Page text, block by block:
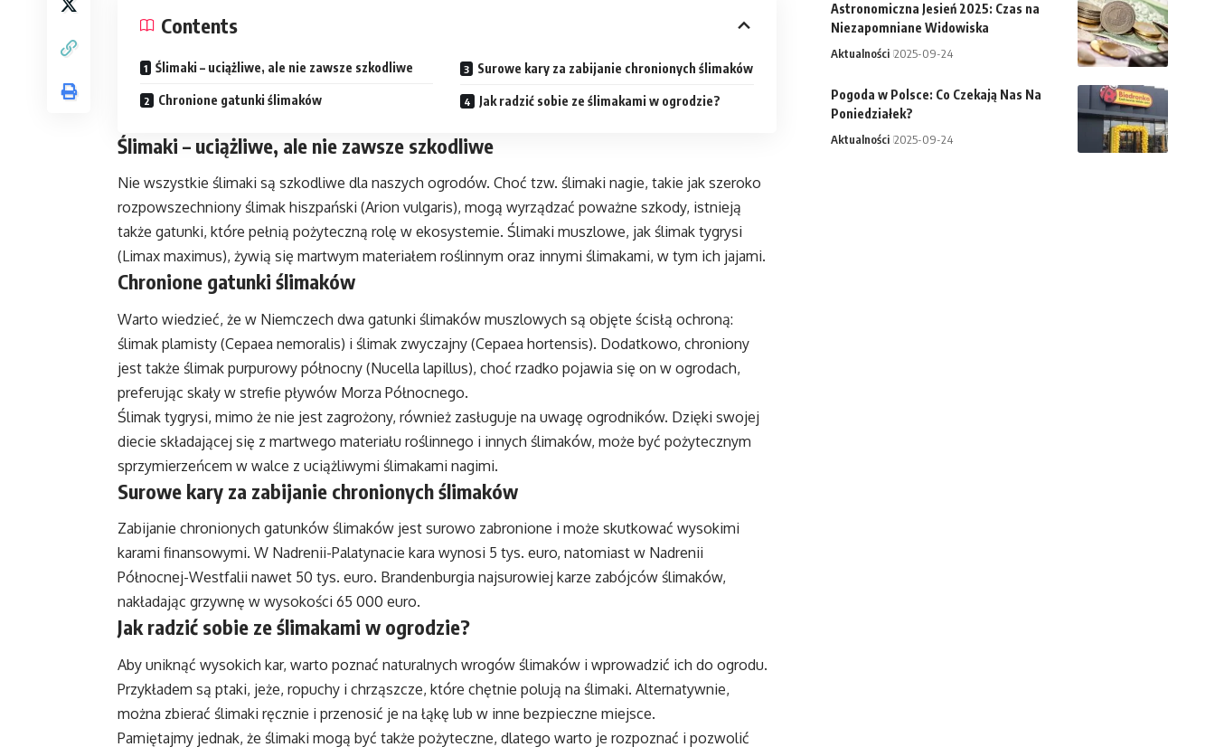
Contents
Ślimaki – uciążliwe, ale nie zawsze szkodliwe
Chronione gatunki ślimaków
Surowe kary za zabijanie chronionych ślimaków
Jak radzić sobie ze ślimakami w ogrodzie?
Ślimaki – uciążliwe, ale nie zawsze szkodliwe
Nie wszystkie ślimaki są szkodliwe dla naszych ogrodów. Choć tzw. ślimaki nagie, takie jak szeroko
rozpowszechniony ślimak hiszpański (Arion vulgaris), mogą wyrządzać poważne szkody, istnieją
także gatunki, które pełnią pożyteczną rolę w ekosystemie. Ślimaki muszlowe, jak ślimak tygrysi
(Limax maximus), żywią się martwym materiałem roślinnym oraz innymi ślimakami, w tym ich jajami.
Chronione gatunki ślimaków
Warto wiedzieć, że w Niemczech dwa gatunki ślimaków muszlowych są objęte ścisłą ochroną:
ślimak plamisty (Cepaea nemoralis) i ślimak zwyczajny (Cepaea hortensis). Dodatkowo, chroniony
jest także ślimak purpurowy północny (Nucella lapillus), choć rzadko pojawia się on w ogrodach,
preferując skały w strefie pływów Morza Północnego.
Ślimak tygrysi, mimo że nie jest zagrożony, również zasługuje na uwagę ogrodników. Dzięki swojej
diecie składającej się z martwego materiału roślinnego i innych ślimaków, może być pożytecznym
sprzymierzeńcem w walce z uciążliwymi ślimakami nagimi.
Surowe kary za zabijanie chronionych ślimaków
Zabijanie chronionych gatunków ślimaków jest surowo zabronione i może skutkować wysokimi
karami finansowymi. W Nadrenii-Palatynacie kara wynosi 5 tys. euro, natomiast w Nadrenii
Północnej-Westfalii nawet 50 tys. euro. Brandenburgia najsurowiej karze zabójców ślimaków,
nakładając grzywnę w wysokości 65 000 euro.
Jak radzić sobie ze ślimakami w ogrodzie?
Aby uniknąć wysokich kar, warto poznać naturalnych wrogów ślimaków i wprowadzić ich do ogrodu.
Przykładem są ptaki, jeże, ropuchy i chrząszcze, które chętnie polują na ślimaki. Alternatywnie,
można zbierać ślimaki ręcznie i przenosić je na łąkę lub w inne bezpieczne miejsce.
Pamiętajmy jednak, że ślimaki mogą być także pożyteczne, dlatego warto je rozpoznać i pozwolić
Astronomiczna Jesień 2025: Czas na
Niezapomniane Widowiska
Aktualności 2025-09-24
Pogoda w Polsce: Co Czekają Nas Na
Poniedziałek?
Aktualności 2025-09-24